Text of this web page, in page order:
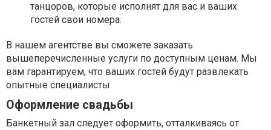
танцоров, которые исполнят для вас и ваших
гостей свои номера.
В нашем агентстве вы сможете заказать
вышеперечисленные услуги по доступным ценам. Мы
вам гарантируем, что ваших гостей будут развлекать
опытные специалисты.
Оформление свадьбы
Банкетный зал следует оформить, отталкиваясь от